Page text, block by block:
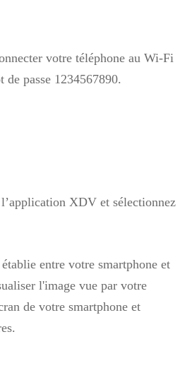
votre téléphone au Wi-Fi
passe 1234567890.
XDV et sélectionnez
entre votre smartphone et
l'image vue par votre
de votre smartphone et